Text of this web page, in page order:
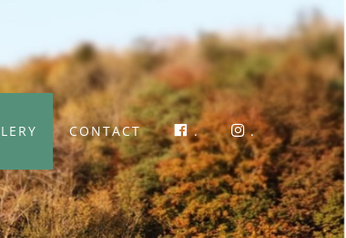
CONTACT . .